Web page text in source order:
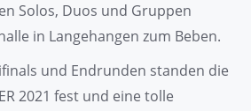
Solos, Duos und Gruppen
in Langehangen zum Beben.
und Endrunden standen die
2021 fest und eine tolle